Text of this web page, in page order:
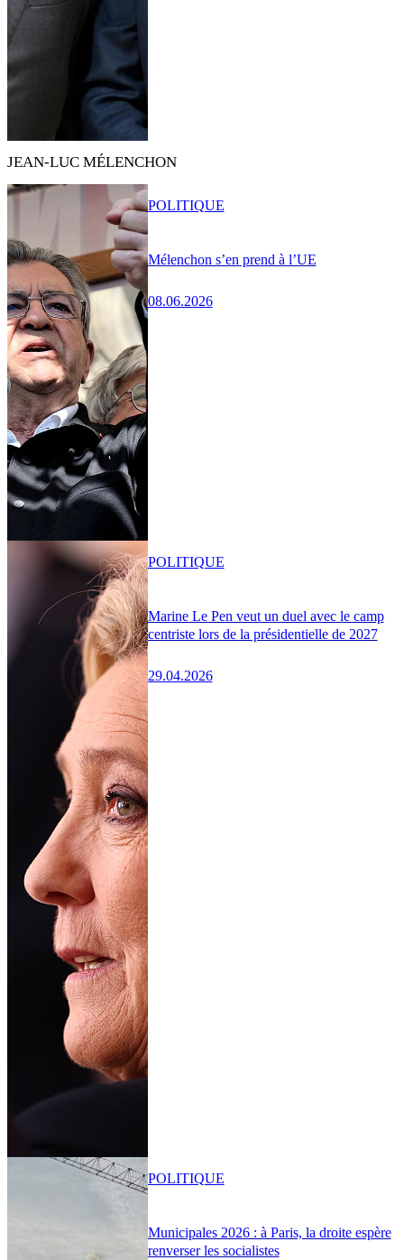
JEAN-LUC MÉLENCHON
Mélenchon s’en prend à l’UE
08.06.2026
POLITIQUE
Marine Le Pen veut un duel avec le camp
centriste lors de la présidentielle de 2027
29.04.2026
POLITIQUE
Municipales 2026 : à Paris, la droite espère
renverser les socialistes
POLITIQUE